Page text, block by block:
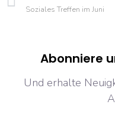
Soziales Treffen im Juni
Abonniere
Und erhalte